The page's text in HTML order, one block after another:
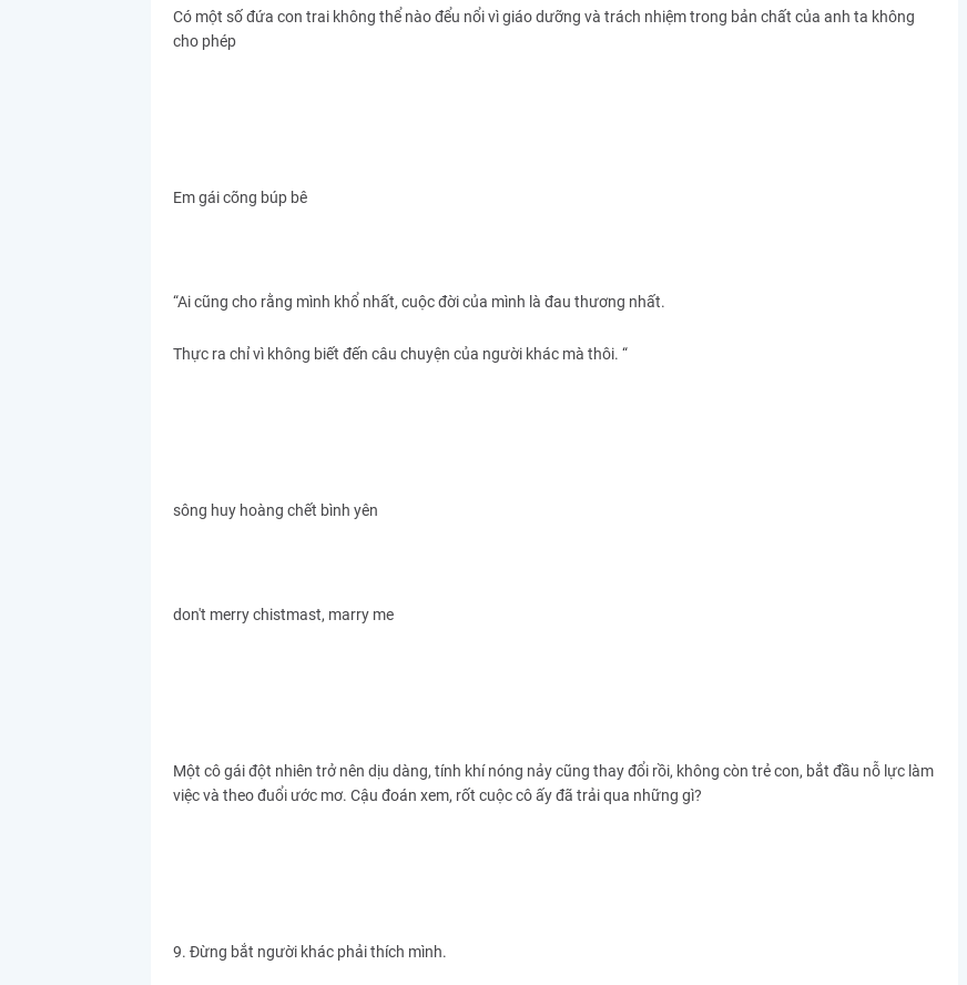
Có một số đứa con trai không thể nào đểu nổi vì giáo dưỡng và trách nhiệm trong bản chất của anh ta không
cho phép
Em gái cõng búp bê
“Ai cũng cho rằng mình khổ nhất, cuộc đời của mình là đau thương nhất.
Thực ra chỉ vì không biết đến câu chuyện của người khác mà thôi. “
sông huy hoàng chết bình yên
don't merry chistmast, marry me
Một cô gái đột nhiên trở nên dịu dàng, tính khí nóng nảy cũng thay đổi rồi, không còn trẻ con, bắt đầu nỗ lực làm
việc và theo đuổi ước mơ. Cậu đoán xem, rốt cuộc cô ấy đã trải qua những gì?
9. Đừng bắt người khác phải thích mình.